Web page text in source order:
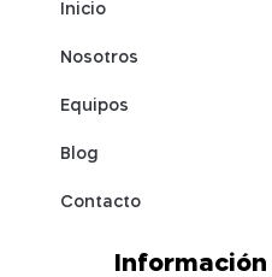
Inicio
Nosotros
Equipos
Blog
Contacto